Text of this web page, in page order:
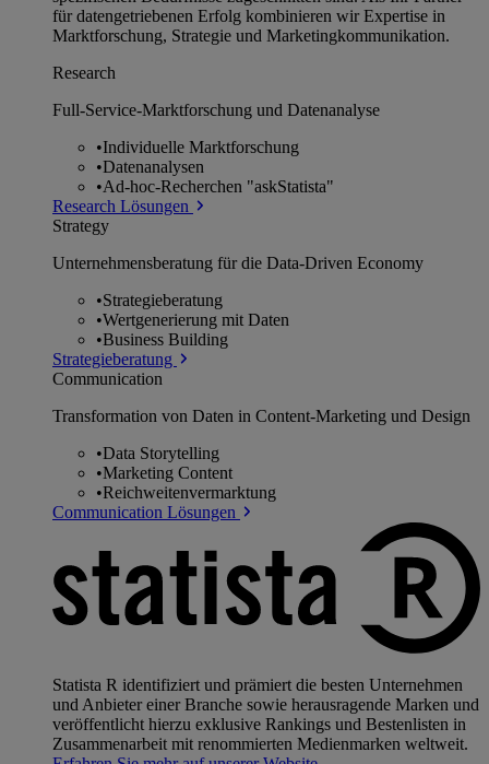
für datengetriebenen Erfolg kombinieren wir Expertise in
Marktforschung, Strategie und Marketingkommunikation.
Research
Full-Service-Marktforschung und Datenanalyse
•Individuelle Marktforschung
•Datenanalysen
•Ad-hoc-Recherchen "askStatista"
Research Lösungen
Strategy
Unternehmens­beratung für die Data-Driven Economy
•Strategieberatung
•Wertgenerierung mit Daten
•Business Building
Strategieberatung
Communication
Transformation von Daten in Content-Marketing und Design
•Data Storytelling
•Marketing Content
•Reichweitenvermarktung
Communication Lösungen
Statista R identifiziert und prämiert die besten Unternehmen
und Anbieter einer Branche sowie herausragende Marken und
veröffentlicht hierzu exklusive Rankings und Bestenlisten in
Zusammenarbeit mit renommierten Medienmarken weltweit.